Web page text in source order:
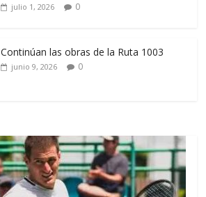
julio 1, 2026 0
Continúan las obras de la Ruta 1003
junio 9, 2026 0